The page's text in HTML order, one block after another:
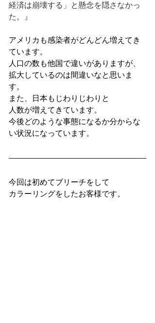
経済は崩壊する」と懸念を隠さなかっ
た。』
アメリカも感染者がどんどん増えてき
ています。
人口の数も他国で違いがありますが、
拡大しているのは間違いなと思いま
す。
また、日本もじわりじわりと
人数が増えてきています。
今後どのような事態になるか分からな
い状況になっています。
今回は初めてブリーチをして
カラーリングをしたお客様です。